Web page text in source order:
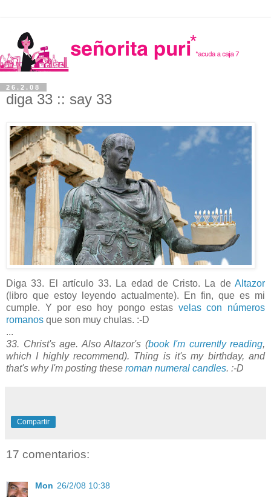
26.2.08
diga 33 :: say 33
Diga 33. El artículo 33. La edad de Cristo. La de Altazor
(libro que estoy leyendo actualmente). En fin, que es mi
cumple. Y por eso hoy pongo estas velas con números
romanos que son muy chulas. :-D
...
33. Christ's age. Also Altazor's (book I'm currently reading,
which I highly recommend). Thing is it's my birthday, and
that's why I'm posting these roman numeral candles. :-D
Compartir
17 comentarios:
Mon 26/2/08 10:38